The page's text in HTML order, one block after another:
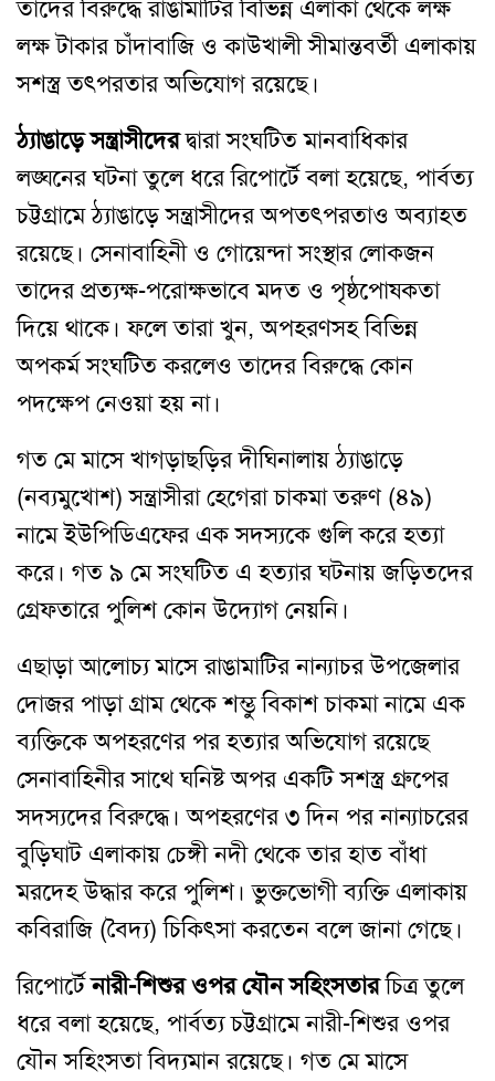
তাদের বিরুদ্ধে রাঙামাটির বিভিন্ন এলাকা থেকে লক্ষ
লক্ষ টাকার চাঁদাবাজি ও কাউখালী সীমান্তবর্তী এলাকায়
সশস্ত্র তৎপরতার অভিযোগ রয়েছে।
ঠ্যাঙাড়ে সন্ত্রাসীদেরদ্বারা সংঘটিত মানবাধিকার
লঙ্ঘনের ঘটনা তুলে ধরে রিপোর্টে বলা হয়েছে, পার্বত্য
চট্টগ্রামে ঠ্যাঙাড়ে সন্ত্রাসীদের অপতৎপরতাও অব্যাহত
রয়েছে। সেনাবাহিনী ও গোয়েন্দা সংস্থার লোকজন
তাদের প্রত্যক্ষ-পরোক্ষভাবে মদত ও পৃষ্ঠপোষকতা
দিয়ে থাকে। ফলে তারা খুন, অপহরণসহ বিভিন্ন
অপকর্ম সংঘটিত করলেও তাদের বিরুদ্ধে কোন
পদক্ষেপ নেওয়া হয় না।
গত মে মাসে খাগড়াছড়ির দীঘিনালায় ঠ্যাঙাড়ে
(নব্যমুখোশ) সন্ত্রাসীরা হেগেরা চাকমা তরুণ (৪৯)
নামে ইউপিডিএফের এক সদস্যকে গুলি করে হত্যা
করে। গত ৯ মে সংঘটিত এ হত্যার ঘটনায় জড়িতদের
গ্রেফতারে পুলিশ কোন উদ্যোগ নেয়নি।
এছাড়া আলোচ্য মাসে রাঙামাটির নান্যাচর উপজেলার
দোজর পাড়া গ্রাম থেকে শম্ভু বিকাশ চাকমা নামে এক
ব্যক্তিকে অপহরণের পর হত্যার অভিযোগ রয়েছে
সেনাবাহিনীর সাথে ঘনিষ্ট অপর একটি সশস্ত্র গ্রুপের
সদস্যদের বিরুদ্ধে। অপহরণের ৩ দিন পর নান্যাচরের
বুড়িঘাট এলাকায় চেঙ্গী নদী থেকে তার হাত বাঁধা
মরদেহ উদ্ধার করে পুলিশ। ভুক্তভোগী ব্যক্তি এলাকায়
কবিরাজি (বৈদ্য) চিকিৎসা করতেন বলে জানা গেছে।
রিপোর্টেনারী-শিশুর ওপর যৌন সহিংসতারচিত্র তুলে
ধরে বলা হয়েছে, পার্বত্য চট্টগ্রামে নারী-শিশুর ওপর
যৌন সহিংসতা বিদ্যমান রয়েছে। গত মে মাসে